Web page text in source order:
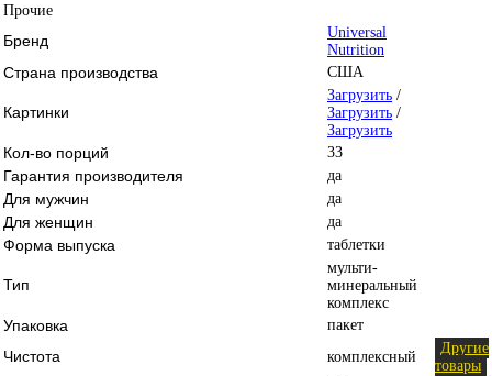
Прочие
Бренд
Universal
Nutrition
Страна производства США
Картинки
Загрузить /
Загрузить /
Загрузить
Кол-во порций 33
Гарантия производителя да
Для мужчин да
Для женщин да
Форма выпуска таблетки
Тип
мульти-
минеральный
комплекс
Упаковка пакет
Чистота комплексный
Другие
товары